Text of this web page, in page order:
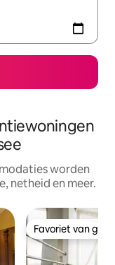
worden
netheid en meer.
Favoriet van
Favoriet van